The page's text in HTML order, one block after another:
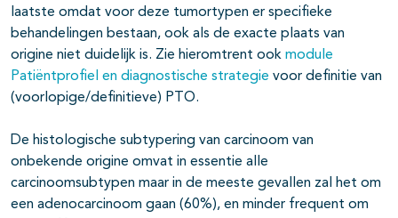
laatste omdat voor deze tumortypen er specifieke
behandelingen bestaan, ook als de exacte plaats van
origine niet duidelijk is. Zie hieromtrent ook module
Patiëntprofiel en diagnostische strategie voor definitie van
(voorlopige/definitieve) PTO.
De histologische subtypering van carcinoom van
onbekende origine omvat in essentie alle
carcinoomsubtypen maar in de meeste gevallen zal het om
een adenocarcinoom gaan (60%), en minder frequent om